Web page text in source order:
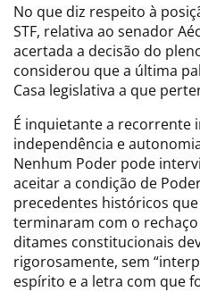
No que diz respeito à
STF, relativa ao senador
acertada a decisão do
considerou que a última
Casa legislativa a que
É inquietante a recorrente
independência e
Nenhum Poder pode
aceitar a condição de
precedentes históricos
terminaram com o
ditames constitucionais
rigorosamente, sem
espírito e a letra com que